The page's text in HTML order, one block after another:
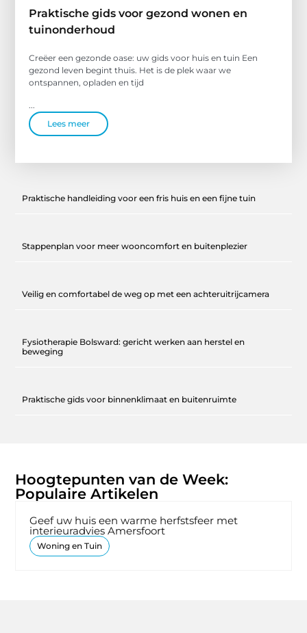
Praktische gids voor gezond wonen en
tuinonderhoud
Creëer een gezonde oase: uw gids voor huis en tuin Een
gezond leven begint thuis. Het is de plek waar we
ontspannen, opladen en tijd
...
Lees meer
Praktische handleiding voor een fris huis en een fijne tuin
Stappenplan voor meer wooncomfort en buitenplezier
Veilig en comfortabel de weg op met een achteruitrijcamera
Fysiotherapie Bolsward: gericht werken aan herstel en
beweging
Praktische gids voor binnenklimaat en buitenruimte
Hoogtepunten van de Week:
Populaire Artikelen
Geef uw huis een warme herfstsfeer met
interieuradvies Amersfoort
Woning en Tuin